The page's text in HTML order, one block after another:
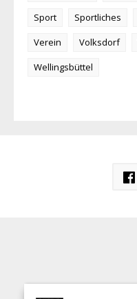
Sport
Sportliches
Verein
Volksdorf
Wellingsbüttel